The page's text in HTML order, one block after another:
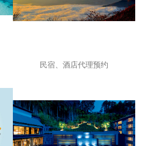
民宿、酒店代理预约